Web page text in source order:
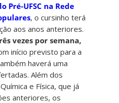
Pré-UFSC na Rede
, o cursinho terá
aos anos anteriores.
vezes por semana,
início previsto para a
haverá uma
Além dos
e Física, que já
anteriores, os